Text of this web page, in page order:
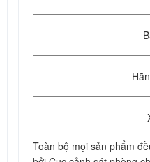
Toàn bộ mọi sản phẩm